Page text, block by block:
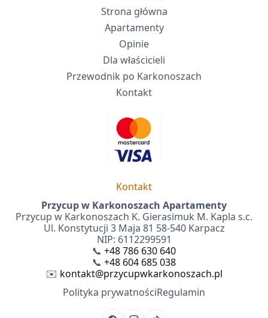
Strona główna
Apartamenty
Opinie
Dla właścicieli
Przewodnik po Karkonoszach
Kontakt
Kontakt
Przycup w Karkonoszach Apartamenty
Przycup w Karkonoszach K. Gierasimuk M. Kapla s.c.
Ul. Konstytucji 3 Maja 81 58-540 Karpacz
NIP: 6112299591
📞 +48 786 630 640
📞 +48 604 685 038
✉️ kontakt@przycupwkarkonoszach.pl
Polityka prywatnościRegulamin